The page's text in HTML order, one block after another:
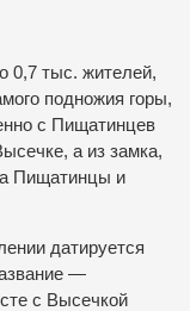
0,7 тыс. жителей,
подножия горы,
с Пищатинцев
а из замка,
Пищатинцы и
датируется
—
с Высечкой